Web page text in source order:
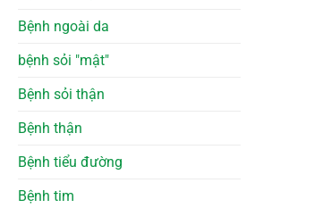
Bệnh ngoài da
bệnh sỏi "mật"
Bệnh sỏi thận
Bệnh thận
Bệnh tiểu đường
Bệnh tim